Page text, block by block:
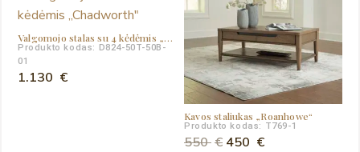
Valgomojo stalas su 4 kėdėmis „Chadworth”
Produkto kodas: D824-50T-50B-
01
1.130 €
Kavos staliukas „Roanhowe“
Produkto kodas: T769-1
550€ Original
450 €Current